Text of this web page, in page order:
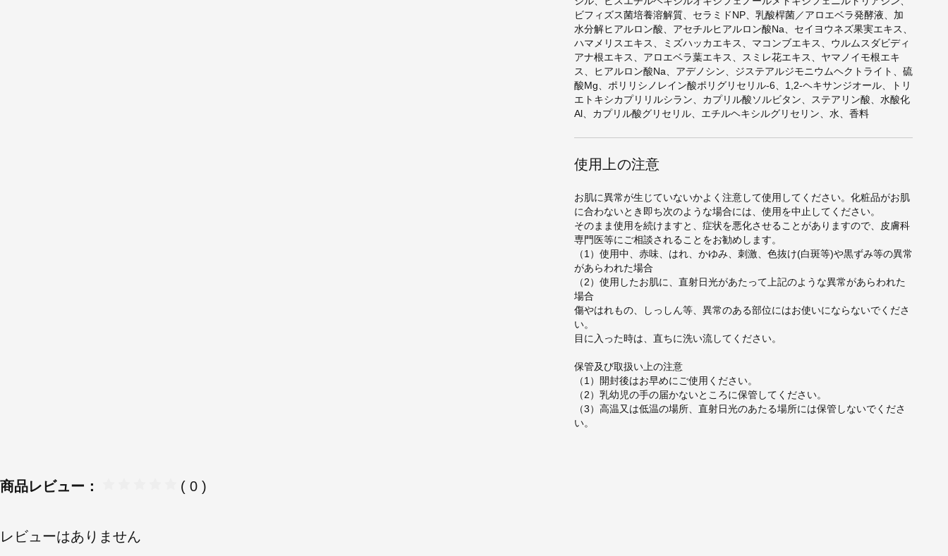
ビフィズス菌培養溶解質、セラミドNP、乳酸桿菌／アロエベラ発酵液、加
水分解ヒアルロン酸、アセチルヒアルロン酸Na、セイヨウネズ果実エキス、
ハマメリスエキス、ミズハッカエキス、マコンブエキス、ウルムスダビディ
アナ根エキス、アロエベラ葉エキス、スミレ花エキス、ヤマノイモ根エキ
ス、ヒアルロン酸Na、アデノシン、ジステアルジモニウムヘクトライト、硫
酸Mg、ポリリシノレイン酸ポリグリセリル-6、1,2-ヘキサンジオール、トリ
エトキシカプリリルシラン、カプリル酸ソルビタン、ステアリン酸、水酸化
Al、カプリル酸グリセリル、エチルヘキシルグリセリン、水、香料
使用上の注意
お肌に異常が生じていないかよく注意して使用してください。化粧品がお肌
に合わないとき即ち次のような場合には、使用を中止してください。
そのまま使用を続けますと、症状を悪化させることがありますので、皮膚科
専門医等にご相談されることをお勧めします。
（1）使用中、赤味、はれ、かゆみ、刺激、色抜け(白斑等)や黒ずみ等の異常
があらわれた場合
（2）使用したお肌に、直射日光があたって上記のような異常があらわれた
場合
傷やはれもの、しっしん等、異常のある部位にはお使いにならないでくださ
い。
目に入った時は、直ちに洗い流してください。
保管及び取扱い上の注意
（1）開封後はお早めにご使用ください。
（2）乳幼児の手の届かないところに保管してください。
（3）高温又は低温の場所、直射日光のあたる場所には保管しないでくださ
い。
商品レビュー： ( 0 )
レビューはありません